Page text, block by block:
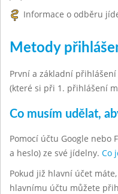
Informace o odběru
Metody
První a základní
(které si při 1. přihlášení
Co musím udělat,
Pomocí účtu Google nebo
a heslo) ze své jídelny. Co
Pokud již hlavní účet
hlavnímu účtu můžete